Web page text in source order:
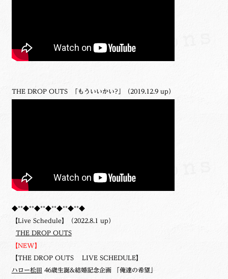
THE DROP OUTS 「もういいかい?」（2019.12.9 up）
◆**◆**◆**◆**◆**◆**◆
【Live Schedule】（2022.8.1 up）
THE DROP OUTS
【NEW】
【THE DROP OUTS LIVE SCHEDULE】
ハロー松田 46歳生誕&結婚記念企画 「俺達の希望」